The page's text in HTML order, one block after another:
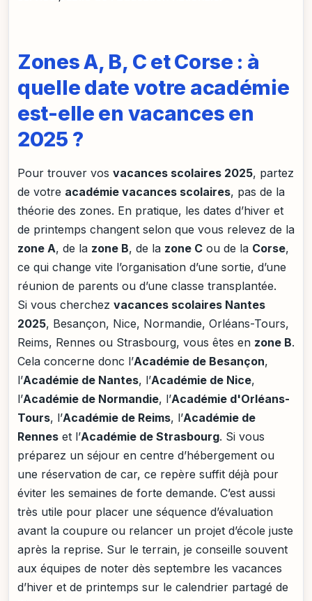
Zones A, B, C et Corse : à
quelle date votre académie
est-elle en vacances en
2025 ?
Pour trouver vos vacances scolaires 2025, partez
de votre académie vacances scolaires, pas de la
théorie des zones. En pratique, les dates d’hiver et
de printemps changent selon que vous relevez de la
zone A, de la zone B, de la zone C ou de la Corse,
ce qui change vite l’organisation d’une sortie, d’une
réunion de parents ou d’une classe transplantée.
Si vous cherchez vacances scolaires Nantes
2025, Besançon, Nice, Normandie, Orléans-Tours,
Reims, Rennes ou Strasbourg, vous êtes en zone B.
Cela concerne donc l’Académie de Besançon,
l’Académie de Nantes, l’Académie de Nice,
l’Académie de Normandie, l’Académie d'Orléans-
Tours, l’Académie de Reims, l’Académie de
Rennes et l’Académie de Strasbourg. Si vous
préparez un séjour en centre d’hébergement ou
une réservation de car, ce repère suffit déjà pour
éviter les semaines de forte demande. C’est aussi
très utile pour placer une séquence d’évaluation
avant la coupure ou relancer un projet d’école juste
après la reprise. Sur le terrain, je conseille souvent
aux équipes de noter dès septembre les vacances
d’hiver et de printemps sur le calendrier partagé de